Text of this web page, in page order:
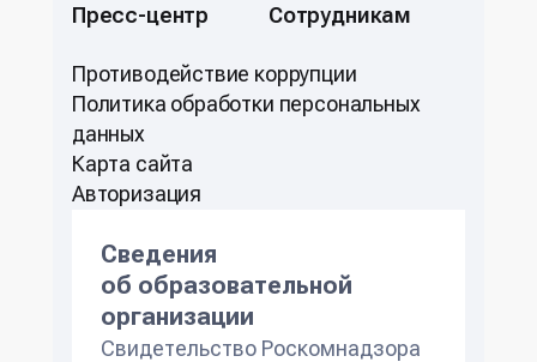
Пресс-центр
Сотрудникам
Противодействие коррупции
Политикa обработки персональных
данных
Карта сайта
Авторизация
Сведения
об образовательной
организации
Свидетельство Роскомнадзора